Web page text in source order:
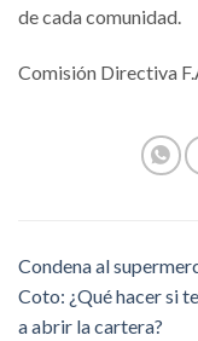
de cada comunidad.
Comisión Directiva
Condena al
Coto: ¿Qué hacer si
a abrir la cartera?